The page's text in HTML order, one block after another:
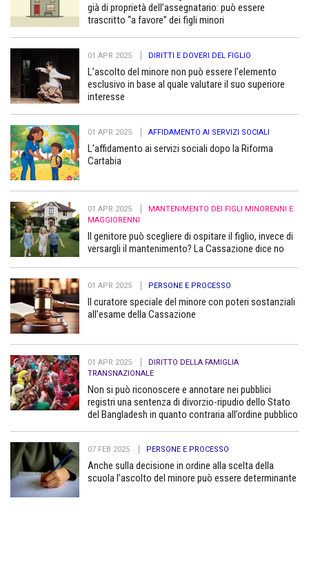
già di proprietà dell’assegnatario: può essere
trascritto “a favore” dei figli minori
01 APR 2025 DIRITTI E DOVERI DEL FIGLIO
L’ascolto del minore non può essere l’elemento
esclusivo in base al quale valutare il suo superiore
interesse
01 APR 2025 AFFIDAMENTO AI SERVIZI SOCIALI
L’affidamento ai servizi sociali dopo la Riforma
Cartabia
01 APR 2025
MANTENIMENTO DEI FIGLI MINORENNI E
MAGGIORENNI
Il genitore può scegliere di ospitare il figlio, invece di
versargli il mantenimento? La Cassazione dice no
01 APR 2025 PERSONE E PROCESSO
Il curatore speciale del minore con poteri sostanziali
all’esame della Cassazione
01 APR 2025
DIRITTO DELLA FAMIGLIA
TRANSNAZIONALE
Non si può riconoscere e annotare nei pubblici
registri una sentenza di divorzio-ripudio dello Stato
del Bangladesh in quanto contraria all’ordine pubblico
07 FEB 2025 PERSONE E PROCESSO
Anche sulla decisione in ordine alla scelta della
scuola l’ascolto del minore può essere determinante